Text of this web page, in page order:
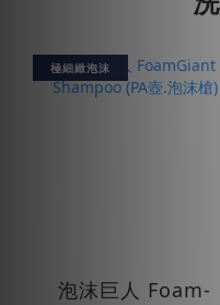
極細緻泡沫
泡沫巨人 Foam­